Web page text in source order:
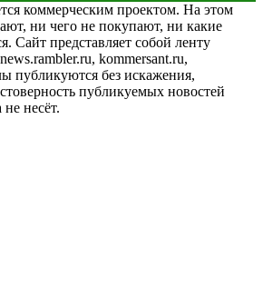
коммерческим проектом. На этом
ни чего не покупают, ни какие
Сайт представляет собой ленту
kommersant.ru,
публикуются без искажения,
публикуемых новостей
несёт.